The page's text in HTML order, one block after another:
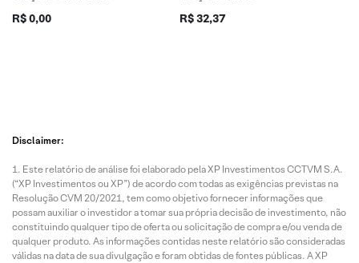
R$ 0,00
R$ 32,37
Disclaimer:
Este relatório de análise foi elaborado pela XP Investimentos CCTVM S.A.
(“XP Investimentos ou XP”) de acordo com todas as exigências previstas na
Resolução CVM 20/2021, tem como objetivo fornecer informações que
possam auxiliar o investidor a tomar sua própria decisão de investimento, não
constituindo qualquer tipo de oferta ou solicitação de compra e/ou venda de
qualquer produto. As informações contidas neste relatório são consideradas
válidas na data de sua divulgação e foram obtidas de fontes públicas. A XP